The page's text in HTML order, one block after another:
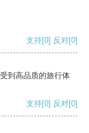
支持[0] 反对[0]
到高品质的旅行体
支持[0] 反对[0]